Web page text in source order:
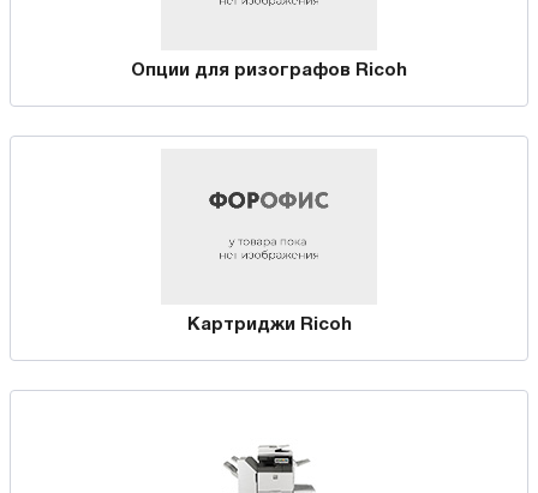
Опции для ризографов Ricoh
Картриджи Ricoh